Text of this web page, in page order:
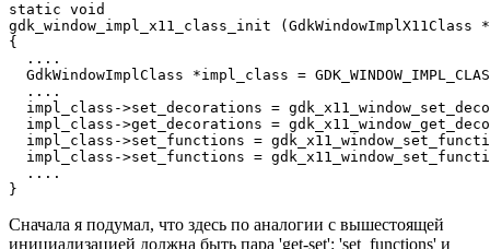
static void
gdk_window_impl_x11_class_init (GdkWindowImplX11Class
{
  ....
GdkWindowImplClass *impl_class =
  ....
impl_class->set_decorations =
impl_class->get_decorations =
impl_class->set_functions =
impl_class->set_functions =
  ....
}
Сначала я подумал, что здесь по аналогии с вышестоящей
инициализацией должна быть пара 'get-set': 'set_functions' и